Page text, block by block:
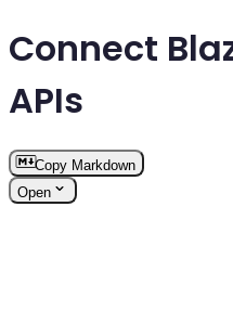
Connect
APIs
Copy Markdown
Open